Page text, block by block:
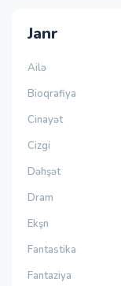
Janr
Ailə
Bioqrafiya
Cinayət
Cizgi
Dəhşət
Dram
Ekşn
Fantastika
Fantaziya